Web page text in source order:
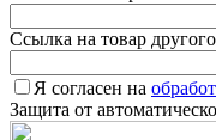
Ссылка на товар
Я согласен на
Защита от